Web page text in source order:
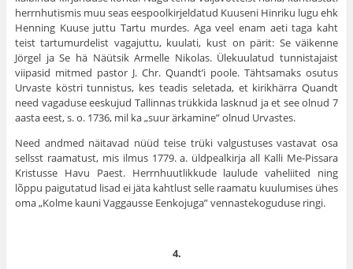
herrnhutismis muu seas eespoolkirjeldatud Kuuseni Hinriku lugu ehk
Henning Kuuse juttu Tartu mur­des. Aga veel enam aeti taga kaht
teist tartumurdelist vaga­juttu, kuulati, kust on pärit: Se väikenne
Jörgel ja Se hä Näütsik Armelle Nikolas. Ülekuulatud tunnistajaist
viipasid mitmed pastor J. Chr. Quandt’i poole. Tähtsamaks osutus
Urvaste köstri tunnistus, kes teadis seletada, et kirikhärra Quandt
need vagaduse eeskujud Tallinnas trükkida lasknud ja et see olnud 7
aasta eest, s. o. 1736, mil ka „suur ärkamine” olnud Urvastes.
Need andmed näitavad nüüd teise trüki valgustuses vasta­vat osa
sellsst raamatust, mis ilmus 1779. a. üldpealkirja all Kalli Me-Pissara
Kristusse Havu Paest. Herrnhuutlikkude lau­lude vaheliited ning
lõppu paigutatud lisad ei jäta kahtlust selle raamatu kuulumises ühes
oma „Kolme kauni Vaggausse Eenkojuga” vennastekoguduse ringi.
4.